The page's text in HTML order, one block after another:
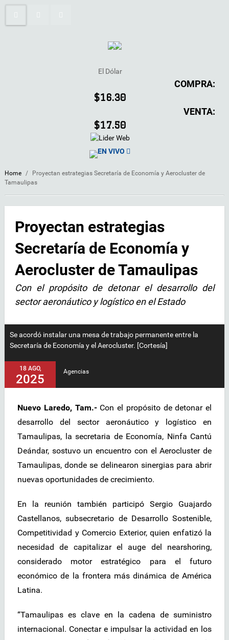
El Dólar
COMPRA:
$16.30
VENTA:
$17.50
EN VIVO
Home /
Proyectan estrategias Secretaría de Economía y Aerocluster de
Tamaulipas
Proyectan estrategias
Secretaría de Economía y
Aerocluster de Tamaulipas
Con el propósito de detonar el desarrollo del
sector aeronáutico y logístico en el Estado
Se acordó instalar una mesa de trabajo permanente entre la
Secretaría de Economía y el Aerocluster. [Cortesía]
18 AGO,
2025
Agencias
Nuevo Laredo, Tam.-Con el propósito de detonar el
desarrollo del sector aeronáutico y logístico en
Tamaulipas, la secretaria de Economía, Ninfa Cantú
Deándar, sostuvo un encuentro con el Aerocluster de
Tamaulipas, donde se delinearon sinergias para abrir
nuevas oportunidades de crecimiento.
En la reunión también participó Sergio Guajardo
Castellanos, subsecretario de Desarrollo Sostenible,
Competitividad y Comercio Exterior, quien enfatizó la
necesidad de capitalizar el auge del nearshoring,
considerado motor estratégico para el futuro
económico de la frontera más dinámica de América
Latina.
“Tamaulipas es clave en la cadena de suministro
internacional. Conectar e impulsar la actividad en los